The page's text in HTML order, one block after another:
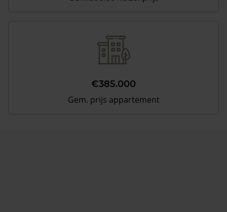
€385.000
Gem. prijs appartement